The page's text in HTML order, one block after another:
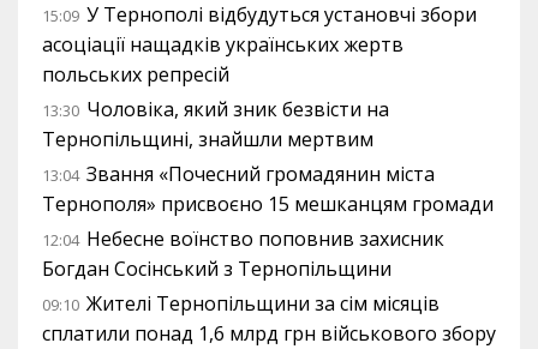
15:09 У Тернополі відбудуться установчі збори
асоціації нащадків українських жертв
польських репресій
13:30 Чоловіка, який зник безвісти на
Тернопільщині, знайшли мертвим
13:04 Звання «Почесний громадянин міста
Тернополя» присвоєно 15 мешканцям громади
12:04 Небесне воїнство поповнив захисник
Богдан Сосінський з Тернопільщини
09:10 Жителі Тернопільщини за сім місяців
сплатили понад 1,6 млрд грн військового збору